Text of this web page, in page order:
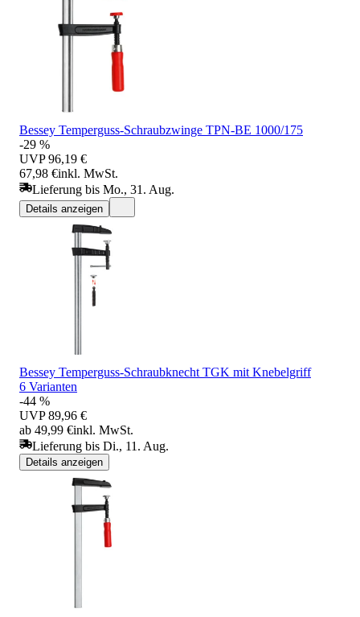
Bessey Temperguss-Schraubzwinge TPN-BE 1000/175
-29 %
UVP 96,19 €
67,98 €inkl. MwSt.
Lieferung bis Mo., 31. Aug.
Details anzeigen
Bessey Temperguss-Schraubknecht TGK mit Knebelgriff
6 Varianten
-44 %
UVP 89,96 €
ab 49,99 €inkl. MwSt.
Lieferung bis Di., 11. Aug.
Details anzeigen